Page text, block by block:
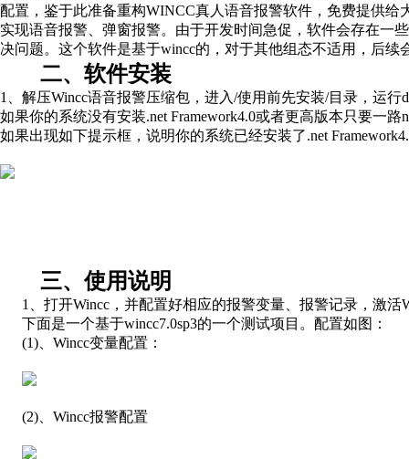
配置，鉴于此准备重构WINCC真人语音报警软件，免费提供给
实现语音报警、弹窗报警。由于开发时间急促，软件会存在一些
决问题。这个软件是基于wincc的，对于其他组态不适用，后续
二、 软件安装
1 、解压Wincc语音报警压缩包，进入/使用前先安装/目录，运行
如果你的系统没有安装.net Framework4.0或者更高版本只要一路
如果出现如下提示框，说明你的系统已经安装了.net
三、使用说明
1、 打开Wincc ，并配置好相应的报警变量、报警记录，激活
下面是一个基于wincc7.0sp3的一个测试项目。配置如图：
(1)
Wincc变量配置：
(2) Wincc报警配置